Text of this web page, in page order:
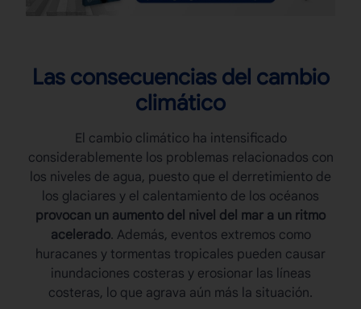
Las consecuencias del cambio
climático
El cambio climático ha intensificado
considerablemente los problemas relacionados con
los niveles de agua, puesto que el derretimiento de
los glaciares y el calentamiento de los océanos
provocan un aumento del nivel del mar a un ritmo
acelerado. Además, eventos extremos como
huracanes y tormentas tropicales pueden causar
inundaciones costeras y erosionar las líneas
costeras, lo que agrava aún más la situación.